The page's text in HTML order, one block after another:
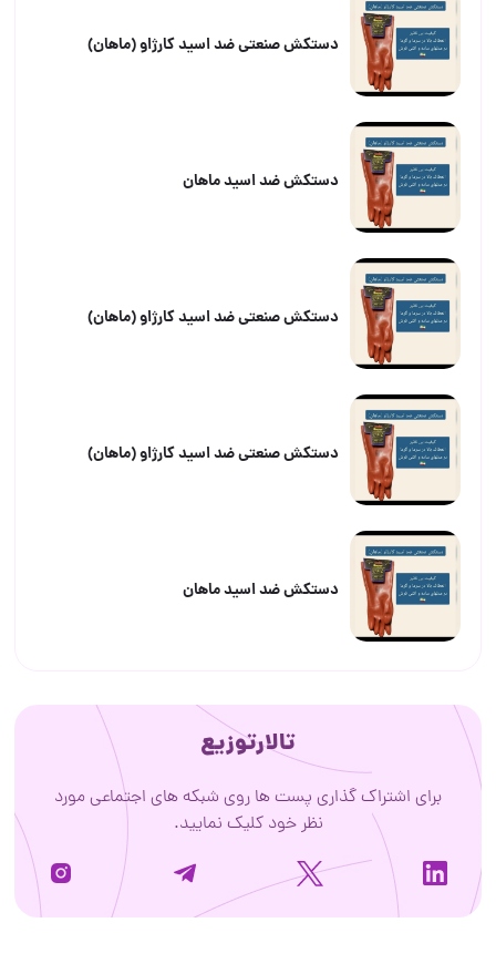
دستکش صنعتی ضد اسید کارژاو (ماهان)
دستکش ضد اسید ماهان
دستکش صنعتی ضد اسید کارژاو (ماهان)
دستکش صنعتی ضد اسید کارژاو (ماهان)
دستکش ضد اسید ماهان
تالارتوزیع
برای اشتراک گذاری پست ها روی شبکه های اجتماعی مورد
نظر خود کلیک نمایید.